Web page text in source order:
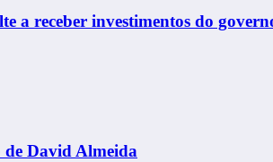
a receber investimentos do
David Almeida